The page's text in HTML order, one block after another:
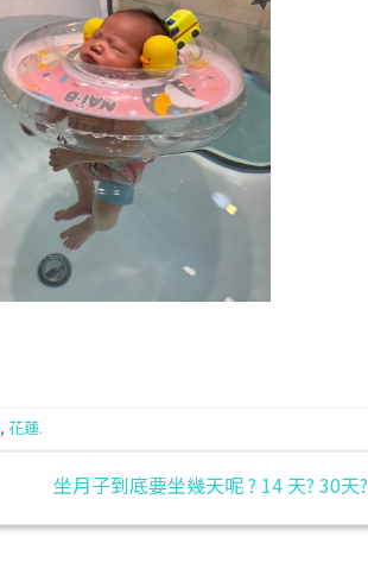
,花蓮.
坐月子到底要坐幾天呢 ? 14 天? 30天?